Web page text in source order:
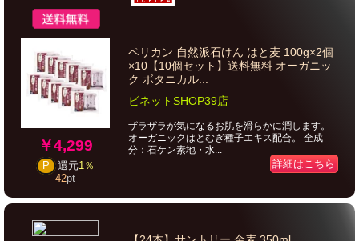
￥4,299
P 還元1％
42pt
ペリカン 自然派石けん はと麦 100g×2個
×10【10個セット】送料無料 オーガニッ
ク ボタニカル...
ビネットSHOP39店
ザラザラが気になるお肌を滑らかに潤します。
オーガニックはとむぎ種子エキス配合。 全成
分：石ケン素地・水...
詳細はこちら